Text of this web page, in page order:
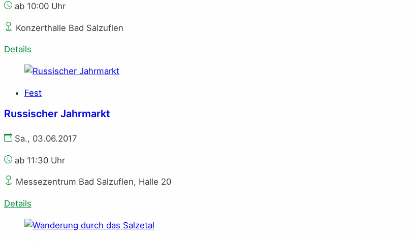
ab 10:00 Uhr
Konzerthalle Bad Salzuflen
Details
Fest
Russischer Jahrmarkt
Sa., 03.06.2017
ab 11:30 Uhr
Messezentrum Bad Salzuflen, Halle 20
Details